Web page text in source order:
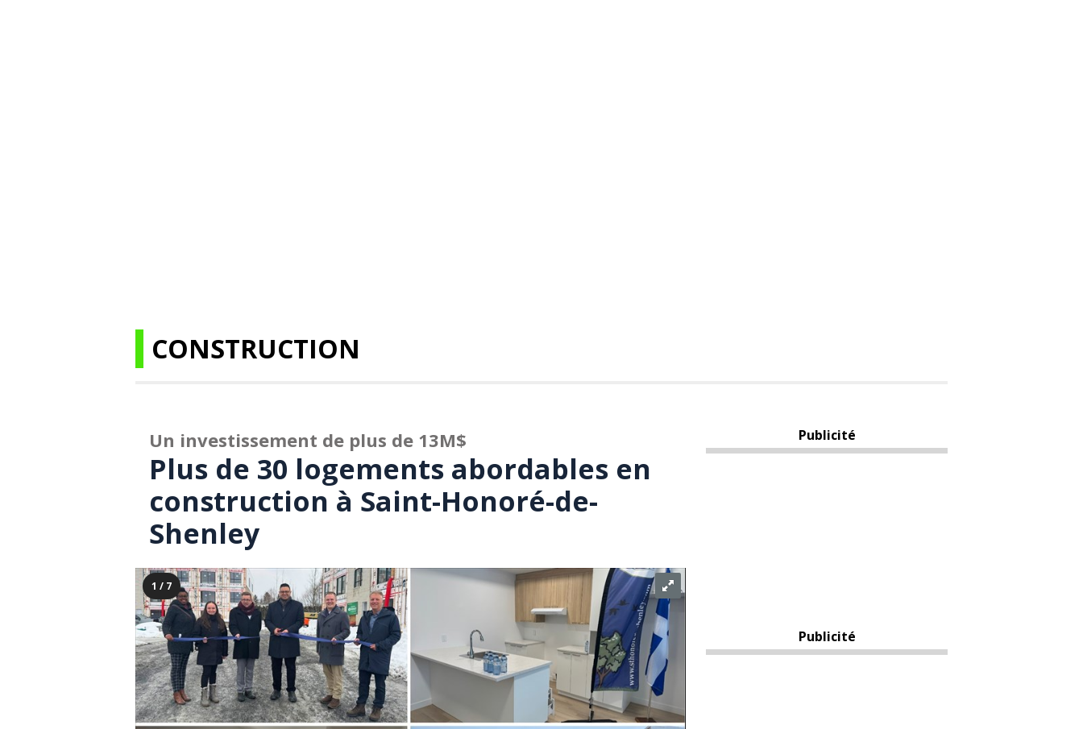
CONSTRUCTION
Un investissement de plus de 13M$
Plus de 30 logements abordables en
construction à Saint-Honoré-de-
Shenley
1 / 7
Publicité
Publicité